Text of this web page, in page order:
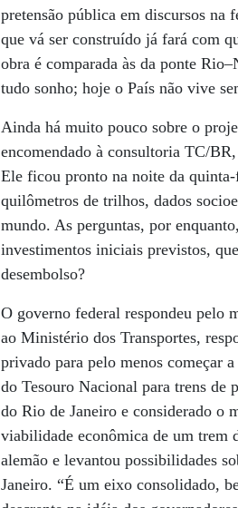
pretensão pública em discursos na
que vá ser construído já fará com
obra é comparada às da ponte
tudo sonho; hoje o País não vive
Ainda há muito pouco sobre o
encomendado à consultoria TC/
Ele ficou pronto na noite da
quilômetros de trilhos, dados
mundo. As perguntas, por
investimentos iniciais previstos,
desembolso?
O governo federal respondeu pelo
ao Ministério dos Transportes,
privado para pelo menos começar
do Tesouro Nacional para trens de
do Rio de Janeiro e considerado o
viabilidade econômica de um trem
alemão e levantou possibilidades
Janeiro. “É um eixo consolidado,